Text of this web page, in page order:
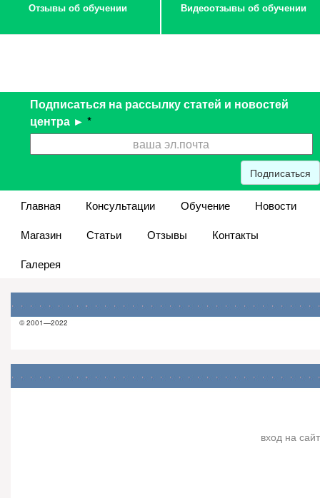
Отзывы об обучении Видеоотзывы об обучении
Подписаться на рассылку статей и новостей
центра ► *
Подписаться
Главная Консультации Обучение
Новости
Магазин
Статьи Отзывы
Контакты
Галерея
© 2001—2022
вход на сайт